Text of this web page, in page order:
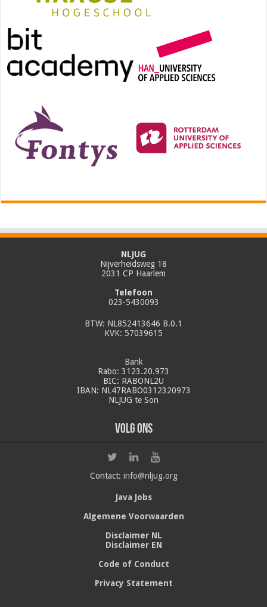
NLJUG
Nijverheidsweg 18
2031 CP Haarlem
Telefoon
023-5430093
BTW: NL852413646 B.0.1
KVK: 57039615
Bank
Rabo: 3123.20.973
BIC: RABONL2U
IBAN: NL47RABO0312320973
NLJUG te Son
Volg ons
Contact: info@nljug.org
Java Jobs
Algemene Voorwaarden
Disclaimer NL
Disclaimer EN
Code of Conduct
Privacy Statement